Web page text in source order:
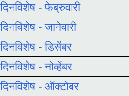
दिनविशेष - फेब्रुवारी
दिनविशेष - जानेवारी
दिनविशेष - डिसेंबर
दिनविशेष - नोव्हेंबर
दिनविशेष - ऑक्टोबर